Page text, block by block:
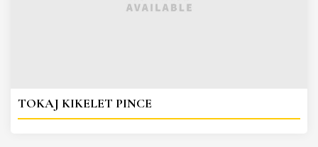
TOKAJ KIKELET PINCE